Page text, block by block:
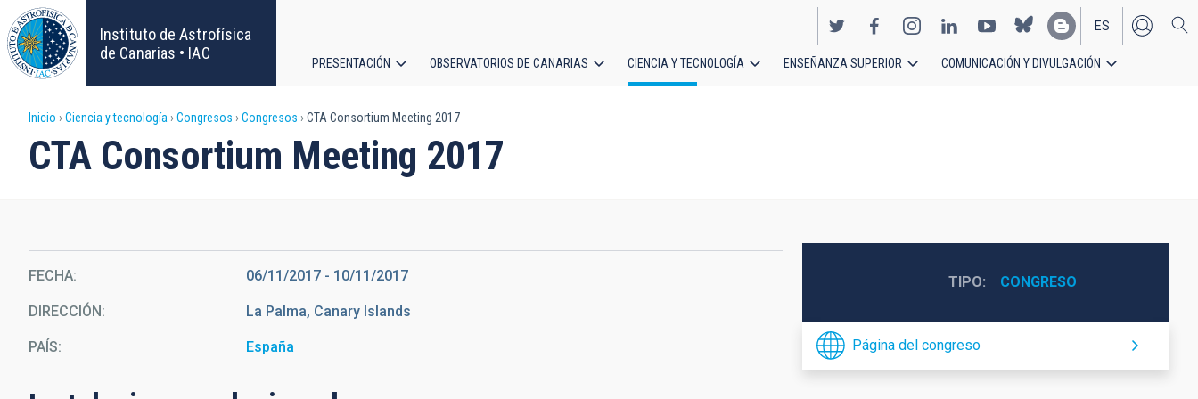
Pasar
al
contenido
principal
Instituto de Astrofísica
de Canarias • IAC
EN
ES
principal
PRESENTACIÓN OBSERVATORIOS DE CANARIAS CIENCIA Y TECNOLOGÍA ENSEÑANZA SUPERIOR COMUNICACIÓN Y DIVULGACIÓN
Sobrescribir
enlaces
ayuda
a
la
Inicio Ciencia y tecnología Congresos Congresos CTA Consortium Meeting 2017
CTA Consortium Meeting 2017
FECHA 06/11/2017 - 10/11/2017
DIRECCIÓN La Palma, Canary Islands
PAÍS España
TIPO CONGRESO
Página del congreso